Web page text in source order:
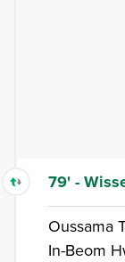
79' -
Oussama
In-Beom